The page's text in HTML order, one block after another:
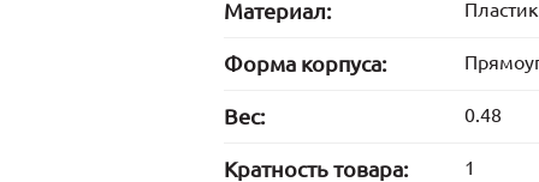
Материал: Пластик
Форма корпуса:
Вес: 0.48
Кратность товара: 1